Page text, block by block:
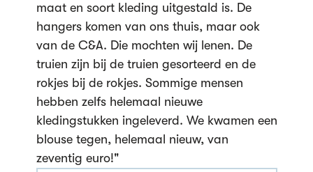
maat en soort kleding uitgestald is. De
hangers komen van ons thuis, maar ook
van de C&A. Die mochten wij lenen. De
truien zijn bij de truien gesorteerd en de
rokjes bij de rokjes. Sommige mensen
hebben zelfs helemaal nieuwe
kledingstukken ingeleverd. We kwamen een
blouse tegen, helemaal nieuw, van
zeventig euro!"